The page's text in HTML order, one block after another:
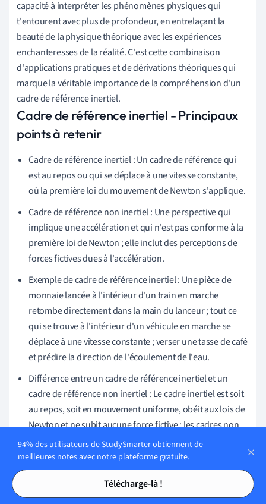
Tables des matières
Tables des matières
capacité à interpréter les phénomènes physiques qui
t'entourent avec plus de profondeur, en entrelaçant la
beauté de la physique théorique avec les expériences
enchanteresses de la réalité. C'est cette combinaison
d'applications pratiques et de dérivations théoriques qui
marque la véritable importance de la compréhension d'un
cadre de référence inertiel.
Cadre de référence inertiel - Principaux
points à retenir
Cadre de référence inertiel : Un cadre de référence qui
est au repos ou qui se déplace à une vitesse constante,
où la première loi du mouvement de Newton s'applique.
Cadre de référence non inertiel : Une perspective qui
implique une accélération et qui n'est pas conforme à la
première loi de Newton ; elle inclut des perceptions de
forces fictives dues à l'accélération.
Exemple de cadre de référence inertiel : Une pièce de
monnaie lancée à l'intérieur d'un train en marche
retombe directement dans la main du lanceur ; tout ce
qui se trouve à l'intérieur d'un véhicule en marche se
déplace à une vitesse constante ; verser une tasse de café
et prédire la direction de l'écoulement de l'eau.
Différence entre un cadre de référence inertiel et un
cadre de référence non inertiel : Le cadre inertiel est soit
au repos, soit en mouvement uniforme, obéit aux lois de
Newton et ne subit aucune force fictive ; les cadres non
inertiels accélèrent et perçoivent des forces fictives dues
à cette accélération, ce qui altère l'adhésion aux lois de
Newton.
Importance du cadre de référence inertiel : Fournit une
94% des utilisateurs de StudySmarter obtiennent de
meilleures notes avec notre plateforme gratuite.
Télécharge-là !